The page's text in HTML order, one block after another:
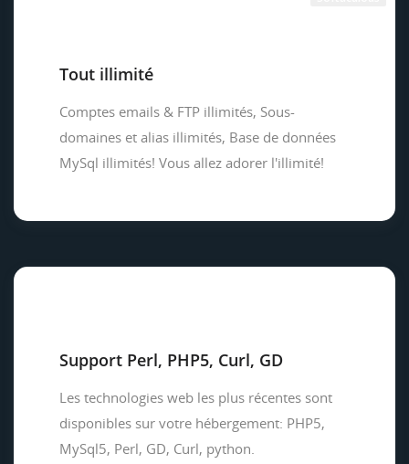
Tout illimité
Comptes emails & FTP illimités, Sous-
domaines et alias illimités, Base de données
MySql illimités! Vous allez adorer l'illimité!
Support Perl, PHP5, Curl, GD
Les technologies web les plus récentes sont
disponibles sur votre hébergement: PHP5,
MySql5, Perl, GD, Curl, python.